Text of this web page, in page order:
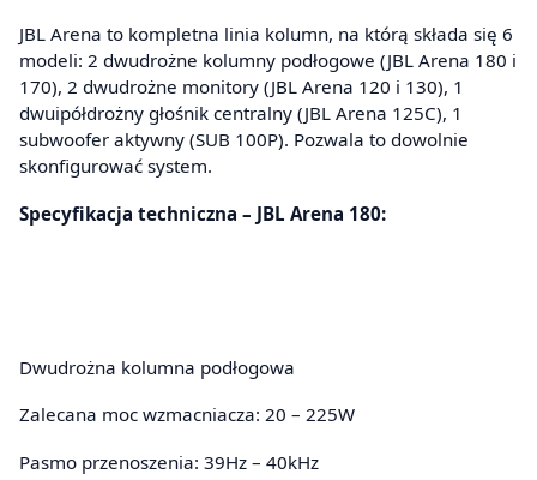
JBL Arena to kompletna linia kolumn, na którą składa się 6
modeli: 2 dwudrożne kolumny podłogowe (JBL Arena 180 i
170), 2 dwudrożne monitory (JBL Arena 120 i 130), 1
dwuipółdrożny głośnik centralny (JBL Arena 125C), 1
subwoofer aktywny (SUB 100P). Pozwala to dowolnie
skonfigurować system.
Specyfikacja techniczna – JBL Arena 180:
Dwudrożna kolumna podłogowa
Zalecana moc wzmacniacza: 20 – 225W
Pasmo przenoszenia: 39Hz – 40kHz